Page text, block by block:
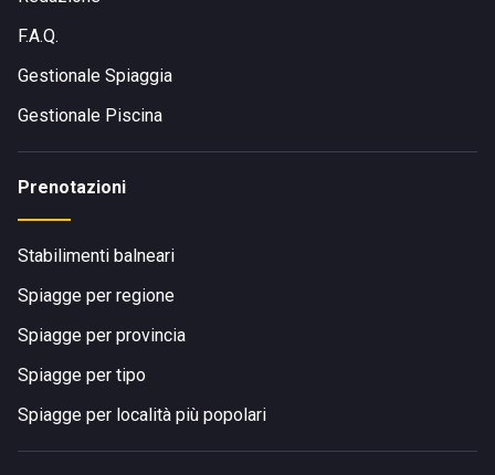
facilmente raggiungibile a piedi, in bicicletta, in auto o con i
mezzi pubblici.
F.A.Q.
Gestionale Spiaggia
Gestionale Piscina
Prenotazioni
Stabilimenti balneari
Spiagge per regione
Spiagge per provincia
Spiagge per tipo
Spiagge per località più popolari